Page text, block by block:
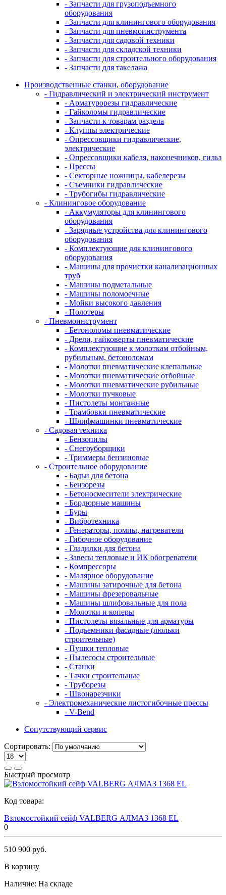
- Запчасти для грузоподъемного
оборудования
- Запчасти для клинингового оборудования
- Запчасти для пневмоинструмента
- Запчасти для садовой техники
- Запчасти для складской техники
- Запчасти для строительного оборудования
- Запчасти для такелажа
Производственные станки, оборудование
- Гидравлический и электрический инструмент
- Арматурорезы гидравлические
- Гайколомы гидравлические
- Запчасти к товарам раздела
- Клуппы электрические
- Опрессовщики гидравлические,
электрические
- Опрессовщики кабеля, наконечников, гильз
- Прессы
- Секторные ножницы, кабелерезы
- Съемники гидравлические
- Трубогибы гидравлические
- Клининговое оборудование
- Аккумуляторы для клинингового
оборудования
- Зарядные устройства для клинингового
оборудования
- Комплектующие для клинингового
оборудования
- Машины для прочистки канализационных
труб
- Машины подметальные
- Машины поломоечные
- Мойки высокого давления
- Полотеры
- Пневмоинструмент
- Бетоноломы пневматические
- Дрели, гайковерты пневматические
- Комплектующие к молоткам отбойным,
рубильным, бетоноломам
- Молотки пневматические клепальные
- Молотки пневматические отбойные
- Молотки пневматические рубильные
- Молотки пучковые
- Пистолеты монтажные
- Трамбовки пневматические
- Шлифмашинки пневматические
- Садовая техника
- Бензопилы
- Снегоуборщики
- Триммеры бензиновые
- Строительное оборудование
- Бадьи для бетона
- Бензорезы
- Бетоносмесители электрические
- Бордюрные машины
- Буры
- Вибротехника
- Генераторы, помпы, нагреватели
- Гибочное оборудование
- Гладилки для бетона
- Завесы тепловые и ИК обогреватели
- Компрессоры
- Малярное оборудование
- Машины затирочные для бетона
- Машины фрезеровальные
- Машины шлифовальные для пола
- Молотки и коперы
- Пистолеты вязальные для арматуры
- Подъемники фасадные (люльки
строительные)
- Пушки тепловые
- Пылесосы строительные
- Станки
- Тачки строительные
- Труборезы
- Швонарезчики
- Электромеханические листогибочные прессы
- V-Bend
Сопутствующий сервис
Сортировать:
Быстрый просмотр
Код товара:
Взломостойкий сейф VALBERG АЛМАЗ 1368 EL
0
510 900 руб.
В корзину
Наличие: На складе